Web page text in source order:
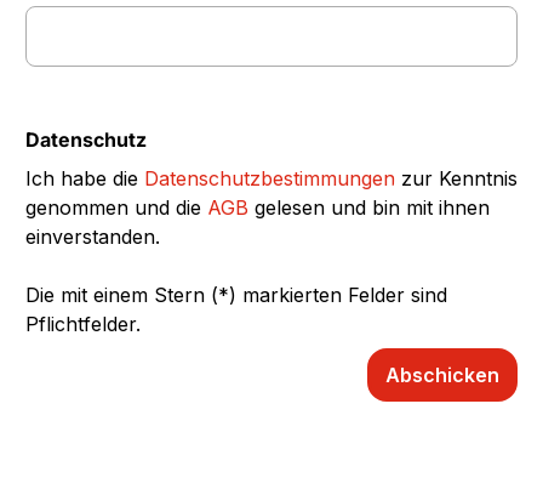
Datenschutz
Ich habe die Datenschutzbestimmungen zur Kenntnis
genommen und die AGB gelesen und bin mit ihnen
einverstanden.
Die mit einem Stern (*) markierten Felder sind
Pflichtfelder.
Abschicken